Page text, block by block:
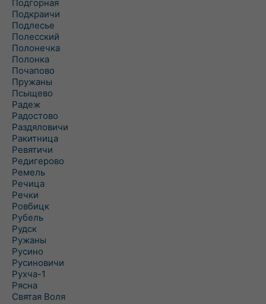
Подгорная
Подкраичи
Подлесье
Полесский
Полонечка
Полонка
Почапово
Пружаны
Псыщево
Радеж
Радостово
Раздяловичи
Ракитница
Ревятичи
Редигерово
Ремель
Речица
Речки
Ровбицк
Рубель
Рудск
Ружаны
Русино
Русиновичи
Рухча-1
Рясна
Святая Воля